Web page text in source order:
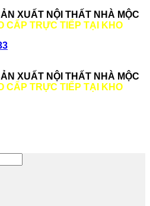
XUẤT NỘI THẤT NHÀ MỘC
CẤP TRỰC TIẾP TẠI KHO
XUẤT NỘI THẤT NHÀ MỘC
CẤP TRỰC TIẾP TẠI KHO